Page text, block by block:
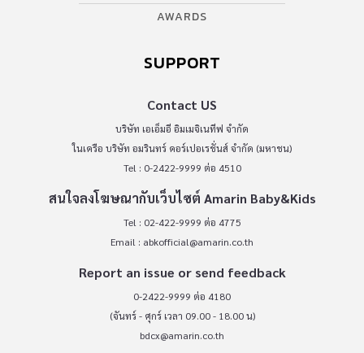
AWARDS
SUPPORT
Contact US
บริษัท เอเอ็มอี อิมเมจิเนทีฟ จำกัด
ในเครือ บริษัท อมรินทร์ คอร์เปอเรชั่นส์ จำกัด (มหาชน)
Tel : 0-2422-9999 ต่อ 4510
สนใจลงโฆษณากับเว็บไซต์ Amarin Baby&Kids
Tel : 02-422-9999 ต่อ 4775
Email : abkofficial@amarin.co.th
Report an issue or send feedback
0-2422-9999 ต่อ 4180
(จันทร์ - ศุกร์ เวลา 09.00 - 18.00 น)
bdcx@amarin.co.th